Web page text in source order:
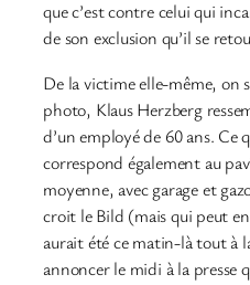
que c’est contre celui qui
de son exclusion qu’il se
De la victime elle-même, on
photo, Klaus Herzberg
d’un employé de 60 ans. Ce
correspond également au
moyenne, avec garage et
croit le Bild (mais qui peut
aurait été ce matin-là tout à
annoncer le midi à la presse